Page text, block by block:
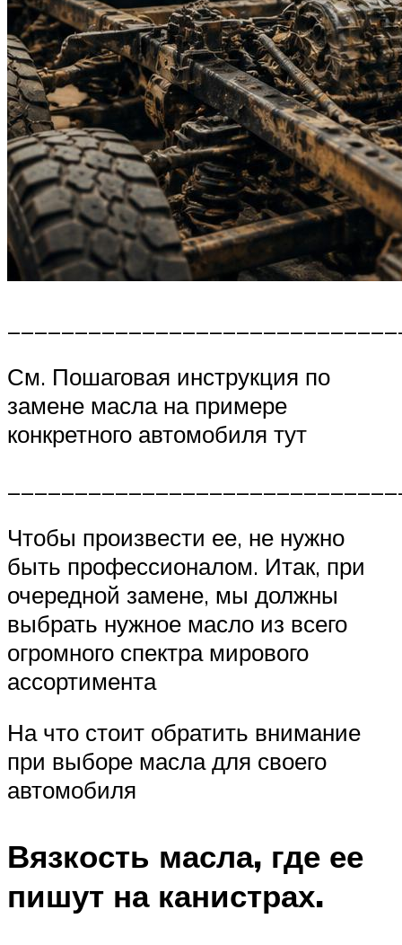
См. Пошаговая инструкция по
замене масла на примере
конкретного автомобиля тут
Чтобы произвести ее, не нужно
быть профессионалом. Итак, при
очередной замене, мы должны
выбрать нужное масло из всего
огромного спектра мирового
ассортимента
На что стоит обратить внимание
при выборе масла для своего
автомобиля
Вязкость масла, где ее
пишут на канистрах.